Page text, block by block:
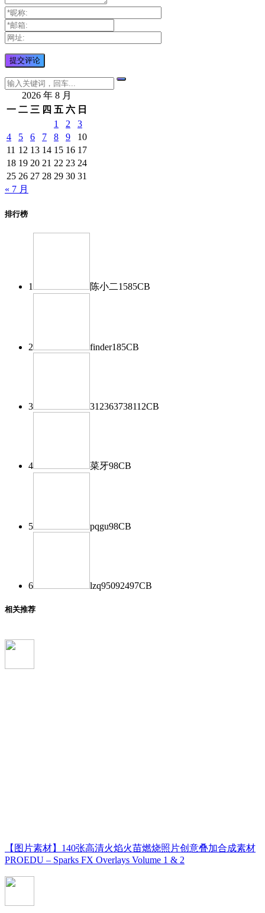
2026 年 8 月
一 二 三 四 五 六 日
1
2
3
4
5 6 7 8 9
10
11 12 13 14 15 16 17
18 19 20 21 22 23 24
25 26 27 28 29 30 31
« 7 月
排行榜
1 陈小二1585CB
2 finder185CB
3 312363738112CB
4 菜牙98CB
5 pqgu98CB
6 lzq95092497CB
相关推荐
【图片素材】140张高清火焰火苗燃烧照片创意叠加合成素材
PROEDU – Sparks FX Overlays Volume 1 & 2